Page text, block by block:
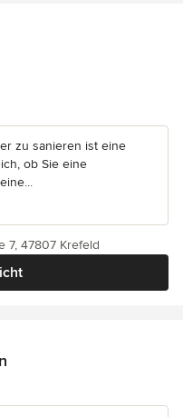
5 Sternen
zu sanieren ist eine
ob Sie eine
7, 47807 Krefeld
5 Sternen